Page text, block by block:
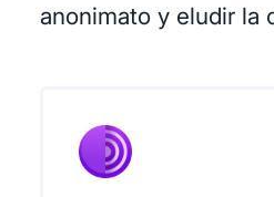
anonimato y eludir la